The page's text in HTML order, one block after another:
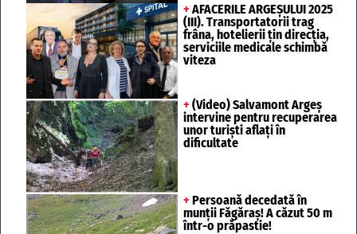
+ AFACERILE ARGEȘULUI 2025
(III). Transportatorii trag
frâna, hotelierii țin direcția,
serviciile medicale schimbă
viteza
+ (Video) Salvamont Argeș
intervine pentru recuperarea
unor turişti aflaţi în
dificultate
+ Persoană decedată în
munții Făgăraș! A căzut 50 m
într-o prăpastie!